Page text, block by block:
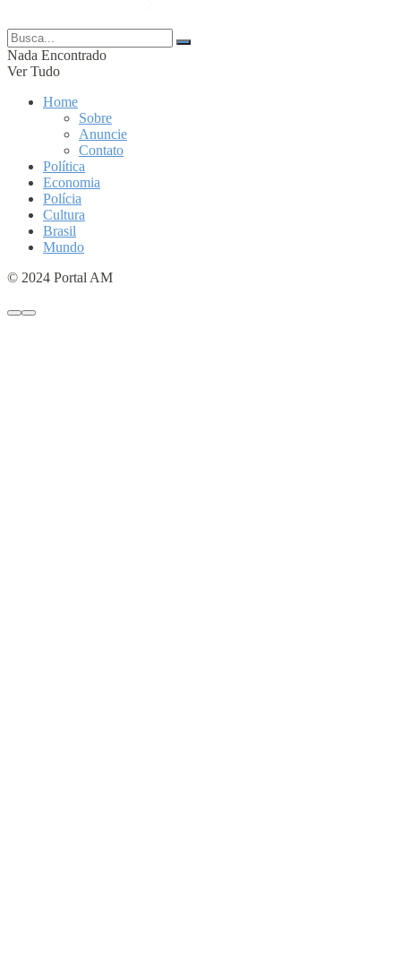
Nada Encontrado
Ver Tudo
Home
Sobre
Anuncie
Contato
Política
Economia
Polícia
Cultura
Brasil
Mundo
© 2024 Portal AM